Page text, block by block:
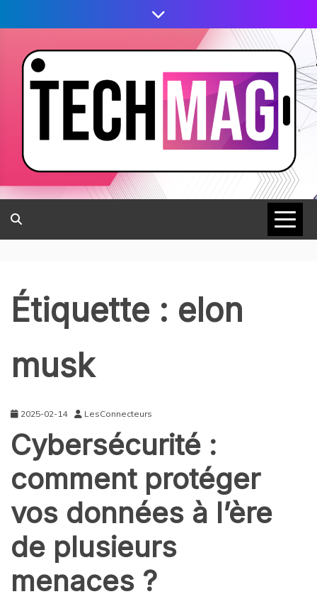
Étiquette : elon
musk
2025-02-14 LesConnecteurs
Cybersécurité :
comment protéger
vos données à l’ère
de plusieurs
menaces ?